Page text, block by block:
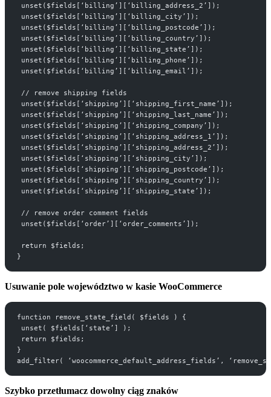
unset($fields[‘billing’][‘billing_address_2’]);
unset($fields[‘billing’][‘billing_city’]);
unset($fields[‘billing’][‘billing_postcode’]);
unset($fields[‘billing’][‘billing_country’]);
unset($fields[‘billing’][‘billing_state’]);
unset($fields[‘billing’][‘billing_phone’]);
unset($fields[‘billing’][‘billing_email’]);
// remove shipping fields
unset($fields[‘shipping’][‘shipping_first_name’]);
unset($fields[‘shipping’][‘shipping_last_name’]);
unset($fields[‘shipping’][‘shipping_company’]);
unset($fields[‘shipping’][‘shipping_address_1’]);
unset($fields[‘shipping’][‘shipping_address_2’]);
unset($fields[‘shipping’][‘shipping_city’]);
unset($fields[‘shipping’][‘shipping_postcode’]);
unset($fields[‘shipping’][‘shipping_country’]);
unset($fields[‘shipping’][‘shipping_state’]);
// remove order comment fields
unset($fields[‘order’][‘order_comments’]);
return $fields;
}
Usuwanie pole województwo w kasie WooCommerce
function remove_state_field( $fields ) {
unset( $fields[‘state’] );
return $fields;
}
add_filter( ‘woocommerce_default_address_fields’,
Szybko przetłumacz dowolny ciąg znaków